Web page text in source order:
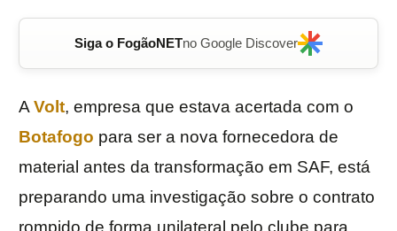
Siga o FogãoNETno Google Discover
AVolt, empresa que estava acertada com o
Botafogo para ser a nova fornecedora de
material antes da transformação em SAF, está
preparando uma investigação sobre o contrato